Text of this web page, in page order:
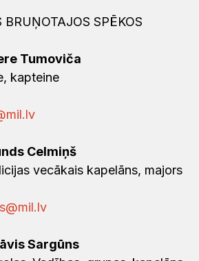
SPĒKOS
Tumoviča
kapteine
Celmiņš
vecākais kapelāns, majors
Sargūns